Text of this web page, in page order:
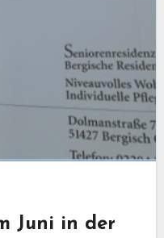
Juni in der